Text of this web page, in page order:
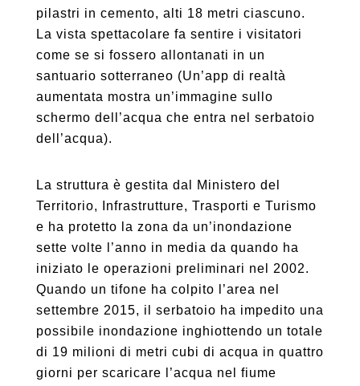
pilastri in cemento, alti 18 metri ciascuno.
La vista spettacolare fa sentire i visitatori
come se si fossero allontanati in un
santuario sotterraneo (Un’app di realtà
aumentata mostra un’immagine sullo
schermo dell’acqua che entra nel serbatoio
dell’acqua).
La struttura è gestita dal Ministero del
Territorio, Infrastrutture, Trasporti e Turismo
e ha protetto la zona da un’inondazione
sette volte l’anno in media da quando ha
iniziato le operazioni preliminari nel 2002.
Quando un tifone ha colpito l’area nel
settembre 2015, il serbatoio ha impedito una
possibile inondazione inghiottendo un totale
di 19 milioni di metri cubi di acqua in quattro
giorni per scaricare l’acqua nel fiume